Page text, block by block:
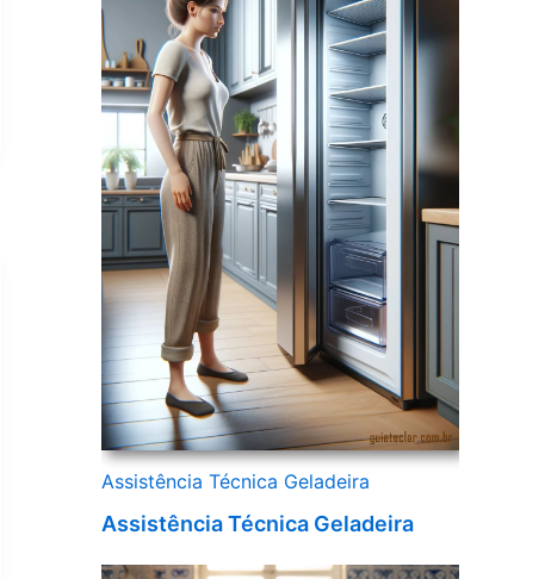
Assistência Técnica Geladeira
Assistência Técnica Geladeira